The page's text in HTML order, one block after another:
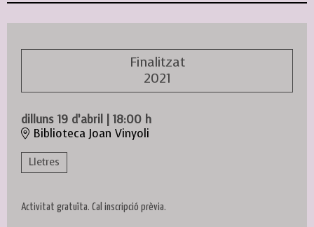
Finalitzat
2021
dilluns 19 d’abril | 18:00 h
Biblioteca Joan Vinyoli
Lletres
Activitat gratuïta. Cal inscripció prèvia.